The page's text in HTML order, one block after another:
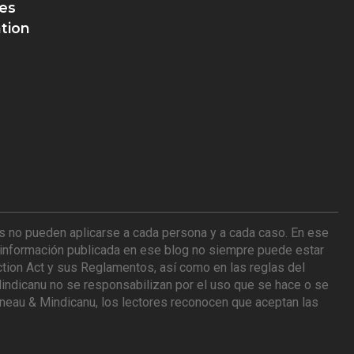
pueden aplicarse a cada persona y a cada caso. En ese
publicada en ese blog no siempre puede estar
Act y sus Reglamentos, así como en las reglas del
no se responsabilizan por el uso que se hace o se
& Mindicanu, los lectores reconocen que aceptan las